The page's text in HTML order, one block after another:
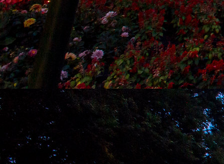
Курси польської мови
Курси англійської мови
Абітурієнту
Каталог гуртожитків
Університети Варшави
Університети Вроцлава
Університети Любліна
Університети Лодзі